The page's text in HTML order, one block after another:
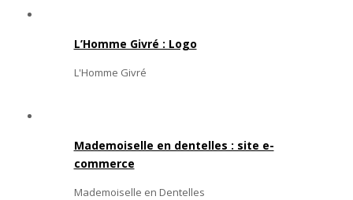
L’Homme Givré : Logo
L'Homme Givré
Mademoiselle en dentelles : site e-
commerce
Mademoiselle en Dentelles